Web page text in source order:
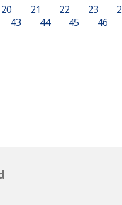
20 21 22 23
43 44 45 46